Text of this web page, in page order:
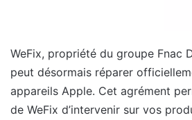
WeFix, propriété du groupe Fnac
peut désormais réparer
appareils Apple. Cet agrément
de WeFix d’intervenir sur vos